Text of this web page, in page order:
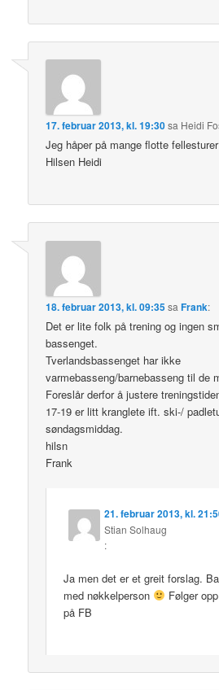
17. februar 2013, kl. 19:30sa Heidi
Jeg håper på mange flotte
Hilsen Heidi
18. februar 2013, kl. 09:35sa Frank:
Det er lite folk på trening og ingen
bassenget.
Tverlandsbassenget har ikke
varmebasseng/barnebasseng til de
Foreslår derfor å justere
17-19 er litt kranglete ift. ski-/
søndagsmiddag.
hilsn
Frank
21. februar 2013, kl.
Stian Solhaug
:
Ja men det er et greit forslag.
med nøkkelperson
Følger
på FB